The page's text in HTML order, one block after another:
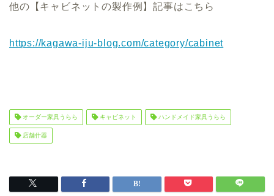
他の【キャビネットの製作例】記事はこちら
https://kagawa-iju-blog.com/category/cabinet
オーダー家具うらら キャビネット ハンドメイド家具うらら
店舗什器